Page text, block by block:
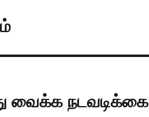
வைக்க நடவடிக்கை